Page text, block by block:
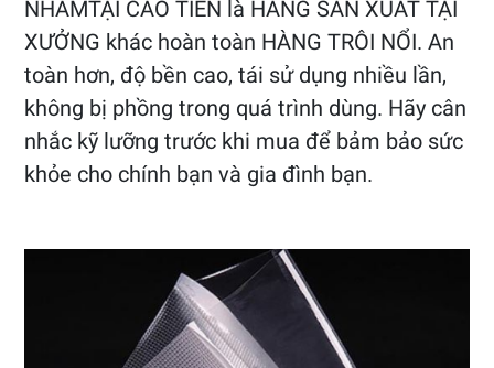
NHÁMTẠI CAO TIẾN là HÀNG SẢN XUẤT TẠI
XƯỞNG khác hoàn toàn HÀNG TRÔI NỔI. An
toàn hơn, độ bền cao, tái sử dụng nhiều lần,
không bị phồng trong quá trình dùng. Hãy cân
nhắc kỹ lưỡng trước khi mua để bảm bảo sức
khỏe cho chính bạn và gia đình bạn.